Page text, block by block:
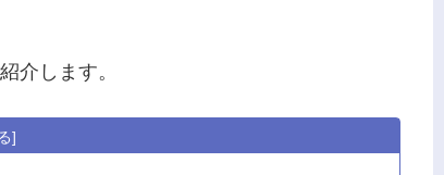
介します。